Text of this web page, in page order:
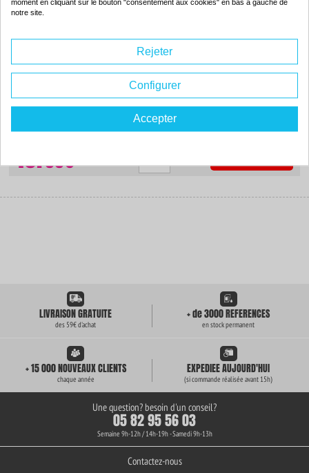
Cartouche d'encre compatible - EGT GALEO 24362 - noir
17.00 ml
ISO 9001 / ISO 14001
19.69€
LIVRAISON GRATUITE
des 59€ d'achat
+ de 3000 REFERENCES
en stock permanent
+ 15 000 NOUVEAUX CLIENTS
chaque année
EXPEDIEE AUJOURD'HUI
(si commande réalisée avant 15h)
Une question? besoin d'un conseil?
05 82 95 56 03
Semaine 9h-12h / 14h-19h - Samedi 9h-13h
Contactez-nous
moment en cliquant sur le bouton "consentement aux cookies" en bas à gauche de
notre site.
Rejeter
Configurer
Accepter